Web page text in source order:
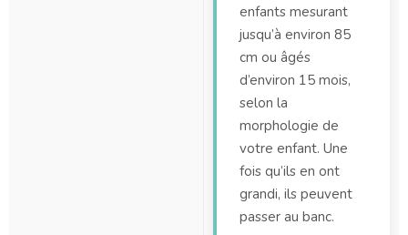
enfants mesurant
jusqu’à environ 85
cm ou âgés
d’environ 15 mois,
selon la
morphologie de
votre enfant. Une
fois qu’ils en ont
grandi, ils peuvent
passer au banc.